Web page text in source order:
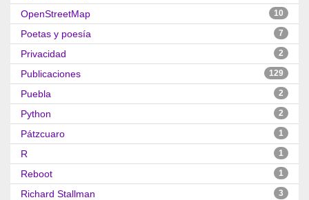
OpenStreetMap 10
Poetas y poesía 7
Privacidad 2
Publicaciones 129
Puebla 2
Python 2
Pátzcuaro 1
R 1
Reboot 1
Richard Stallman 3